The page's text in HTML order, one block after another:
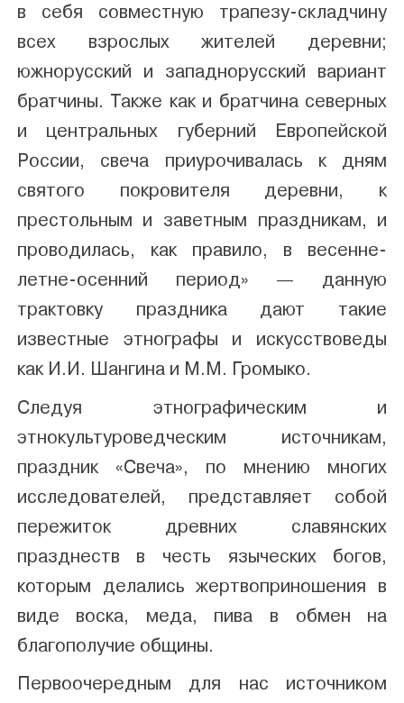
в себя совместную трапезу-складчину
всех взрослых жителей деревни;
южнорусский и западнорусский вариант
братчины. Также как и братчина северных
и центральных губерний Европейской
России, свеча приурочивалась к дням
святого покровителя деревни, к
престольным и заветным праздникам, и
проводилась, как правило, в весенне-
летне-осенний период» — данную
трактовку праздника дают такие
известные этнографы и искусствоведы
как И.И. Шангина и М.М. Громыко.
Следуя этнографическим и
этнокультуроведческим источникам,
праздник «Свеча», по мнению многих
исследователей, представляет собой
пережиток древних славянских
празднеств в честь языческих богов,
которым делались жертвоприношения в
виде воска, меда, пива в обмен на
благополучие общины.
Первоочередным для нас источником